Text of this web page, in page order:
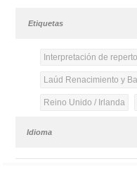
Etiquetas
Interpretación de
Laúd Renacimiento y
Reino Unido / Irlanda
Idioma